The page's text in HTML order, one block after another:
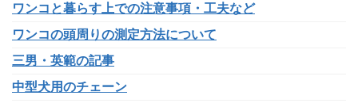
ワンコと暮らす上での注意事項・工夫など
ワンコの頭周りの測定方法について
三男・英範の記事
中型犬用のチェーン